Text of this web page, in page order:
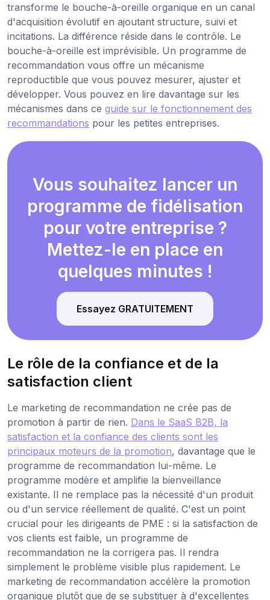
transforme le bouche-à-oreille organique en un canal
d'acquisition évolutif en ajoutant structure, suivi et
incitations. La différence réside dans le contrôle. Le
bouche-à-oreille est imprévisible. Un programme de
recommandation vous offre un mécanisme
reproductible que vous pouvez mesurer, ajuster et
développer. Vous pouvez en lire davantage sur les
mécanismes dans ce guide sur le fonctionnement des
recommandations pour les petites entreprises.
Vous souhaitez lancer un
programme de fidélisation
pour votre entreprise ?
Mettez-le en place en
quelques minutes !
Essayez GRATUITEMENT
Le rôle de la confiance et de la
satisfaction client
Le marketing de recommandation ne crée pas de
promotion à partir de rien. Dans le SaaS B2B, la
satisfaction et la confiance des clients sont les
principaux moteurs de la promotion, davantage que le
programme de recommandation lui-même. Le
programme modère et amplifie la bienveillance
existante. Il ne remplace pas la nécessité d'un produit
ou d'un service réellement de qualité. C'est un point
crucial pour les dirigeants de PME : si la satisfaction de
vos clients est faible, un programme de
recommandation ne la corrigera pas. Il rendra
simplement le problème visible plus rapidement. Le
marketing de recommandation accélère la promotion
organique plutôt que de se substituer à d'excellentes